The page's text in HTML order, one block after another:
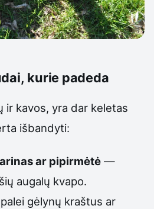
kurie padeda
ir kavos, yra dar keletas
išbandyti:
ar pipirmėtė —
augalų kvapo.
gėlynų kraštus ar